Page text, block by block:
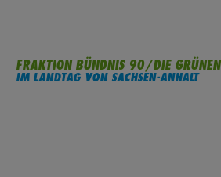
FRAKTION BÜNDNIS 90/DIE GRÜNEN
IM LANDTAG VON SACHSEN-ANHALT